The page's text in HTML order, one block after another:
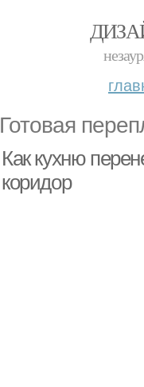
Готовая
Как кухню
коридор